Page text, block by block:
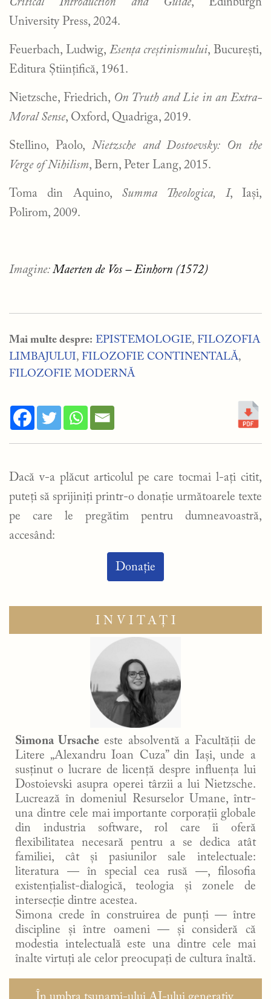
Critical Introduction and Guide, Edinburgh
University Press, 2024.
Feuerbach, Ludwig, Esența creștinismului, București,
Editura Științifică, 1961.
Nietzsche, Friedrich, On Truth and Lie in an Extra-
Moral Sense, Oxford, Quadriga, 2019.
Stellino, Paolo,Nietzsche and Dostoevsky: On the
Verge of Nihilism, Bern, Peter Lang, 2015.
Toma din Aquino, Summa Theologica, I, Iași,
Polirom, 2009.
Imagine: Maerten de Vos – Einhorn (1572)
Mai multe despre: EPISTEMOLOGIE, FILOZOFIA
LIMBAJULUI, FILOZOFIE CONTINENTALĂ,
FILOZOFIE MODERNĂ
Dacă v-a plăcut articolul pe care tocmai l-ați citit,
puteți să sprijiniți printr-o donație următoarele texte
pe care le pregătim pentru dumneavoastră,
accesând:
Donație
INVITAȚI
Simona Ursache este absolventă a Facultății de
Litere „Alexandru Ioan Cuza” din Iași, unde a
susținut o lucrare de licență despre influența lui
Dostoievski asupra operei târzii a lui Nietzsche.
Lucrează în domeniul Resurselor Umane, într-
una dintre cele mai importante corporații globale
din industria software, rol care îi oferă
flexibilitatea necesară pentru a se dedica atât
familiei, cât și pasiunilor sale intelectuale:
literatura — în special cea rusă —, filosofia
existențialist-dialogică, teologia și zonele de
intersecție dintre acestea.
Simona crede în construirea de punți — între
discipline și între oameni — și consideră că
modestia intelectuală este una dintre cele mai
înalte virtuți ale celor preocupați de cultura înaltă.
Navigare
Articolul